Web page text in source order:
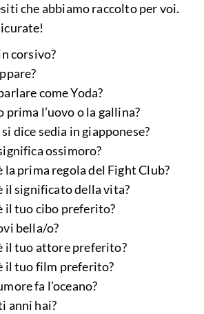
che abbiamo raccolto per voi.
corsivo?
come Yoda?
prima l’uovo o la gallina?
dice sedia in giapponese?
ossimoro?
la prima regola del Fight Club?
il significato della vita?
il tuo cibo preferito?
bella/o?
il tuo attore preferito?
il tuo film preferito?
fa l’oceano?
anni hai?